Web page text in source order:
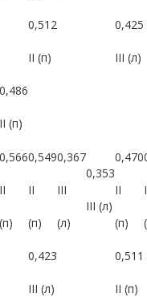
0,512
II (п)
0,425
III (л)
0,486
II (п)
0,566
II
(п)
0,549
II
(п)
0,367
III
(л)
0,353
III (л)
0,470
II
(п)
0,423
III (л)
0,511
II (п)